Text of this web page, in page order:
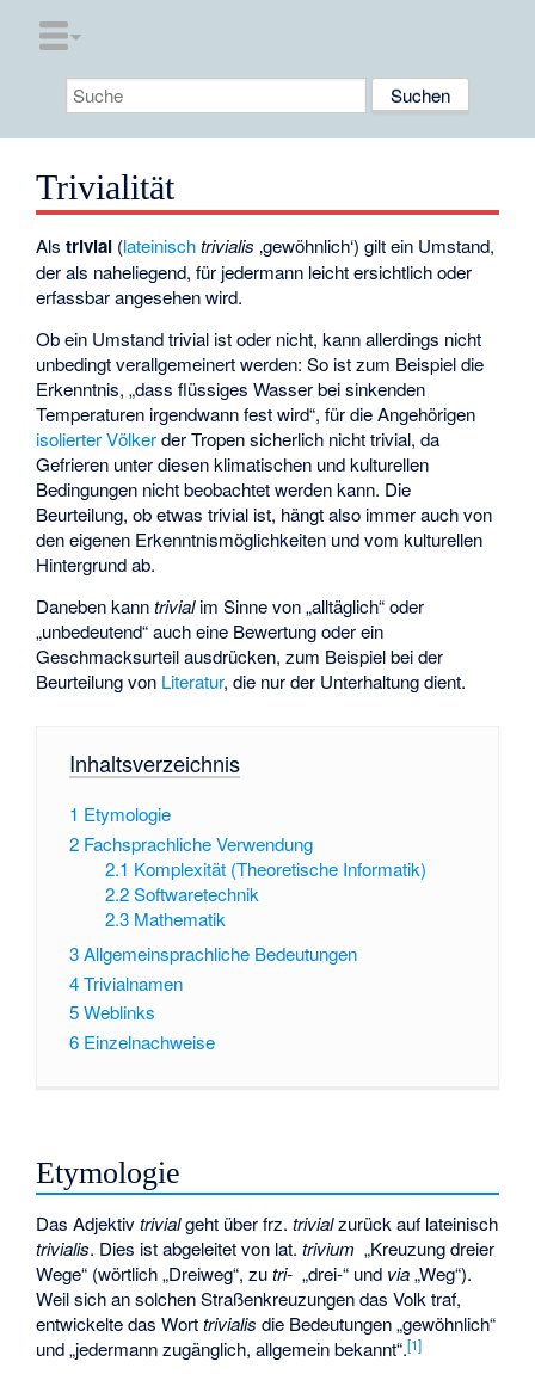
Trivialität
Alstrivial (lateinisch trivialis ‚gewöhnlich‘) gilt ein Umstand,
der als naheliegend, für jedermann leicht ersichtlich oder
erfassbar angesehen wird.
Ob ein Umstand trivial ist oder nicht, kann allerdings nicht
unbedingt verallgemeinert werden: So ist zum Beispiel die
Erkenntnis, „dass flüssiges Wasser bei sinkenden
Temperaturen irgendwann fest wird“, für die Angehörigen
isolierter Völkerder Tropen sicherlich nicht trivial, da
Gefrieren unter diesen klimatischen und kulturellen
Bedingungen nicht beobachtet werden kann. Die
Beurteilung, ob etwas trivial ist, hängt also immer auch von
den eigenen Erkenntnismöglichkeiten und vom kulturellen
Hintergrund ab.
Daneben kanntrivialim Sinne von „alltäglich“ oder
„unbedeutend“ auch eine Bewertung oder ein
Geschmacksurteil ausdrücken, zum Beispiel bei der
Beurteilung von Literatur, die nur der Unterhaltung dient.
Inhaltsverzeichnis
1 Etymologie
2 Fachsprachliche Verwendung
2.1 Komplexität (Theoretische Informatik)
2.2 Softwaretechnik
2.3 Mathematik
3Allgemeinsprachliche Bedeutungen
4Trivialnamen
5Weblinks
6 Einzelnachweise
Etymologie
Das Adjektivtrivialgeht über frz.trivialzurück auf lateinisch
trivialis. Dies ist abgeleitet von lat.trivium „Kreuzung dreier
Wege“ (wörtlich „Dreiweg“, zutri- „drei-“ und via„Weg“).
Weil sich an solchen Straßenkreuzungen das Volk traf,
entwickelte das Worttrivialis die Bedeutungen „gewöhnlich“
und „jedermann zugänglich, allgemein bekannt“.[1]